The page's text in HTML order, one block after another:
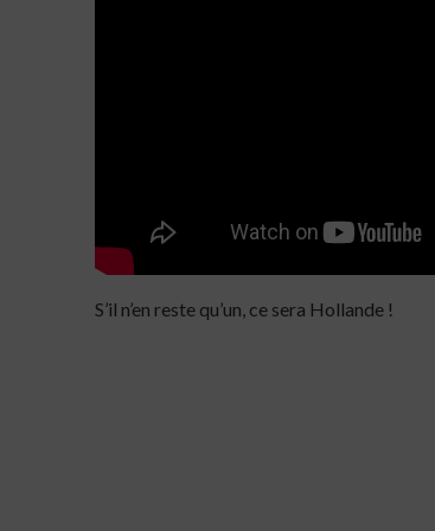
S’il n’en reste qu’un, ce sera Hollande !